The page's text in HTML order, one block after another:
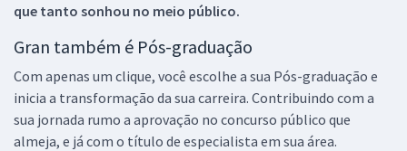
que tanto sonhou no meio público.
Gran também é Pós-graduação
Com apenas um clique, você escolhe a sua Pós-graduação e
inicia a transformação da sua carreira. Contribuindo com a
sua jornada rumo a aprovação no concurso público que
almeja, e já com o título de especialista em sua área.